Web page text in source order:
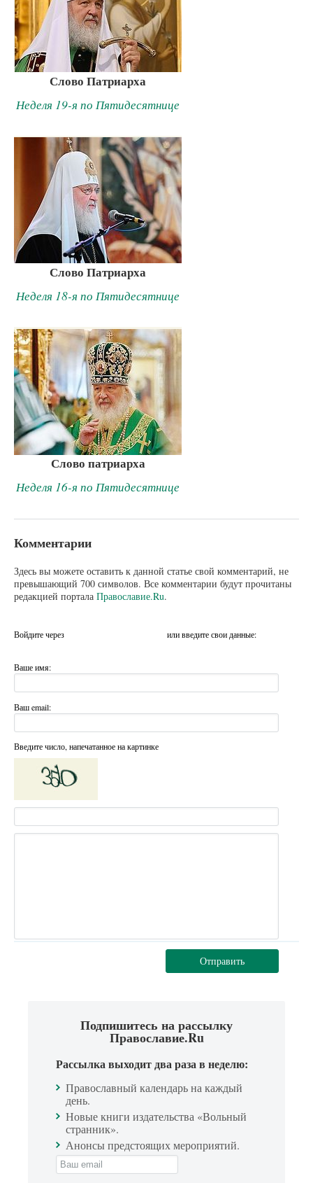
Слово Патриарха
Неделя 19-я по Пятидесятнице
Слово Патриарха
Неделя 18-я по Пятидесятнице
Слово патриарха
Неделя 16-я по Пятидесятнице
Комментарии
Здесь вы можете оставить к данной статье свой комментарий, не
превышающий 700 символов. Все комментарии будут прочитаны
редакцией портала Православие.Ru.
Войдите через или введите свои данные:
Ваше имя:
Ваш email:
Введите число, напечатанное на картинке
Отправить
Подпишитесь на рассылку
Православие.Ru
Рассылка выходит два раза в неделю:
Православный календарь на каждый
день.
Новые книги издательства «Вольный
странник».
Анонсы предстоящих мероприятий.